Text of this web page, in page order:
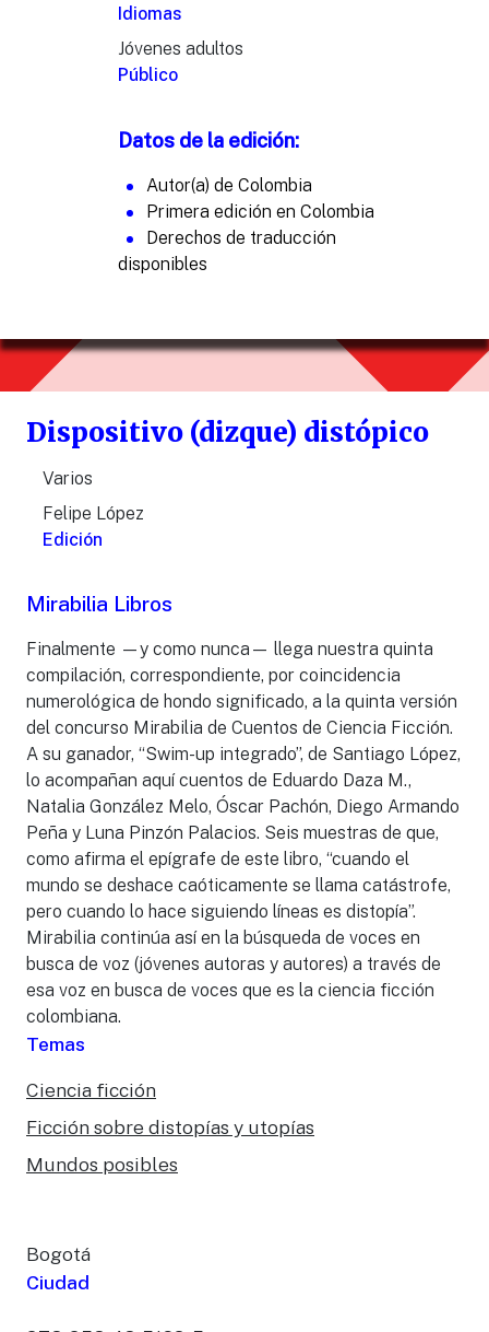
Idiomas
Jóvenes adultos
Público
Datos de la edición:
Autor(a) de Colombia
Primera edición en Colombia
Derechos de traducción
disponibles
Dispositivo (dizque) distópico
Varios
Felipe López
Edición
Mirabilia Libros
Finalmente —y como nunca— llega nuestra quinta
compilación, correspondiente, por coincidencia
numerológica de hondo significado, a la quinta versión
del concurso Mirabilia de Cuentos de Ciencia Ficción.
A su ganador, “Swim-up integrado”, de Santiago López,
lo acompañan aquí cuentos de Eduardo Daza M.,
Natalia González Melo, Óscar Pachón, Diego Armando
Peña y Luna Pinzón Palacios. Seis muestras de que,
como afirma el epígrafe de este libro, “cuando el
mundo se deshace caóticamente se llama catástrofe,
pero cuando lo hace siguiendo líneas es distopía”.
Mirabilia continúa así en la búsqueda de voces en
busca de voz (jóvenes autoras y autores) a través de
esa voz en busca de voces que es la ciencia ficción
colombiana.
Temas
Ciencia ficción
Ficción sobre distopías y utopías
Mundos posibles
Bogotá
Ciudad